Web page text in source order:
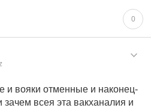
0
и вояки отменные и наконец-
зачем всея эта вакханалия и